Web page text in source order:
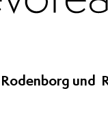
und